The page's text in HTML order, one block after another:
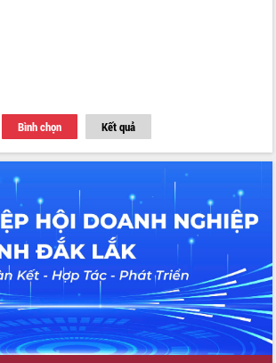
Bình chọn Kết quả